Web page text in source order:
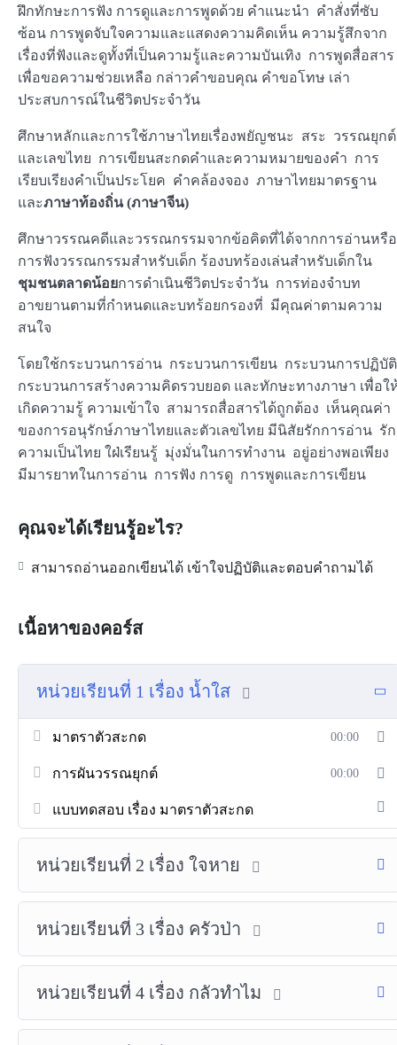
ฝึกทักษะการฟัง การดูและการพูดด้วย คำแนะนำ คำสั่งที่ซับ
ซ้อน การพูดจับใจความและแสดงความคิดเห็น ความรู้สึกจาก
เรื่องที่ฟังและดูทั้งที่เป็นความรู้และความบันเทิง การพูดสื่อสาร
เพื่อขอความช่วยเหลือ กล่าวคำขอบคุณ คำขอโทษ เล่า
ประสบการณ์ในชีวิตประจำวัน
ศึกษาหลักและการใช้ภาษาไทยเรื่องพยัญชนะ สระ วรรณยุกต์
และเลขไทย การเขียนสะกดคำและความหมายของคำ การ
เรียบเรียงคำเป็นประโยค คำคล้องจอง ภาษาไทยมาตรฐาน
และภาษาท้องถิ่น (ภาษาจีน)
ศึกษาวรรณคดีและวรรณกรรมจากข้อคิดที่ได้จากการอ่านหรือ
การฟังวรรณกรรมสำหรับเด็ก ร้องบทร้องเล่นสำหรับเด็กใน
ชุมชนตลาดน้อยการดำเนินชีวิตประจำวัน การท่องจำบท
อาขยานตามที่กำหนดและบทร้อยกรองที่ มีคุณค่าตามความ
สนใจ
โดยใช้กระบวนการอ่าน กระบวนการเขียน กระบวนการปฏิบัติ
กระบวนการสร้างความคิดรวบยอด และทักษะทางภาษา เพื่อใ
เกิดความรู้ ความเข้าใจ สามารถสื่อสารได้ถูกต้อง เห็นคุณค่า
ของการอนุรักษ์ภาษาไทยและตัวเลขไทย มีนิสัยรักการอ่าน รัก
ความเป็นไทย ใฝ่เรียนรู้ มุ่งมั่นในการทำงาน อยู่อย่างพอเพียง
มีมารยาทในการอ่าน การฟัง การดู การพูดและการเขียน
คุณจะได้เรียนรู้อะไร?
สามารถอ่านออกเขียนได้ เข้าใจปฏิบัติและตอบคำถามได้
เนื้อหาของคอร์ส
หน่วยเรียนที่ 1 เรื่อง น้ำใส
มาตราตัวสะกด 00:00
การผันวรรณยุกต์ 00:00
แบบทดสอบ เรื่อง มาตราตัวสะกด
หน่วยเรียนที่ 2 เรื่อง ใจหาย
หน่วยเรียนที่ 3 เรื่อง ครัวป่า
หน่วยเรียนที่ 4 เรื่อง กลัวทำไม